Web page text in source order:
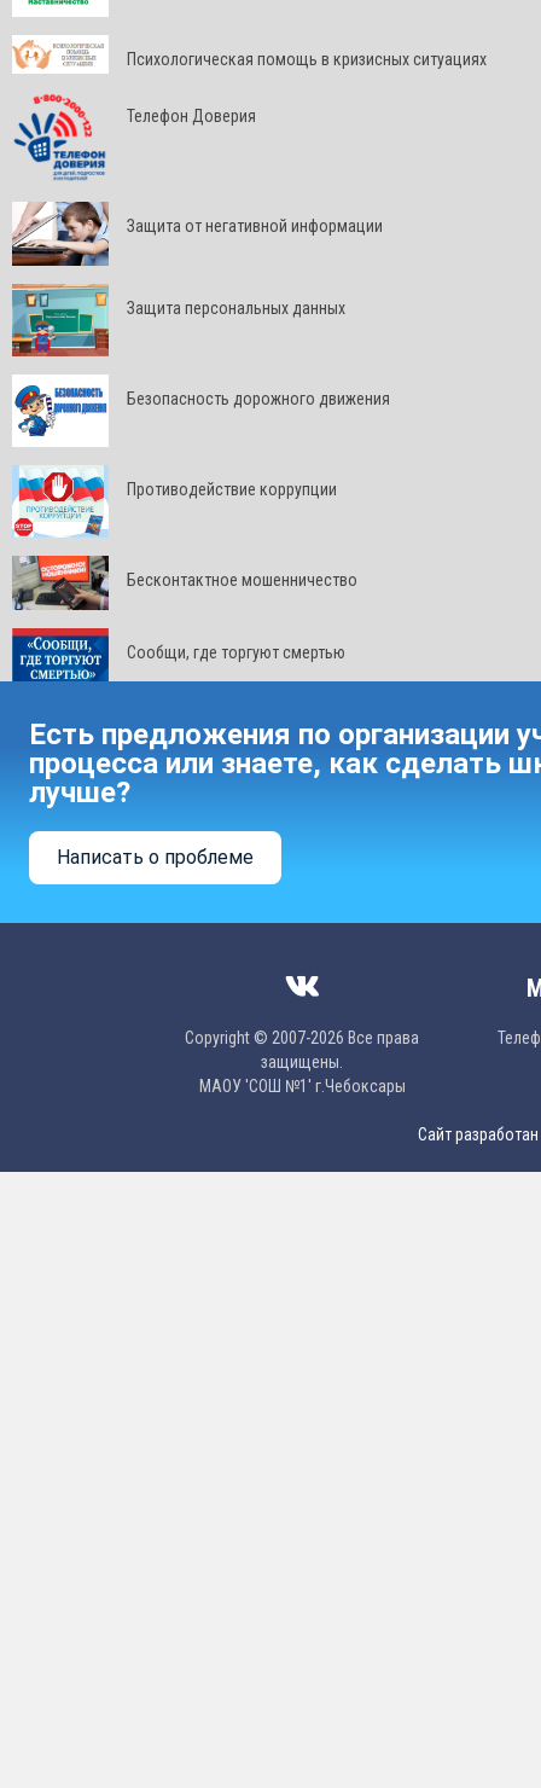
Психологическая помощь в кризисных ситуациях
Телефон Доверия
Защита от негативной информации
Защита персональных данных
Безопасность дорожного движения
Противодействие коррупции
Бесконтактное мошенничество
Сообщи, где торгуют смертью
Есть предложения по организации
процесса или знаете, как сделать
лучше?
Написать о проблеме
Copyright © 2007-2026 Все права
защищены.
МAОУ 'CОШ №1' г.Чебоксары
Сайт